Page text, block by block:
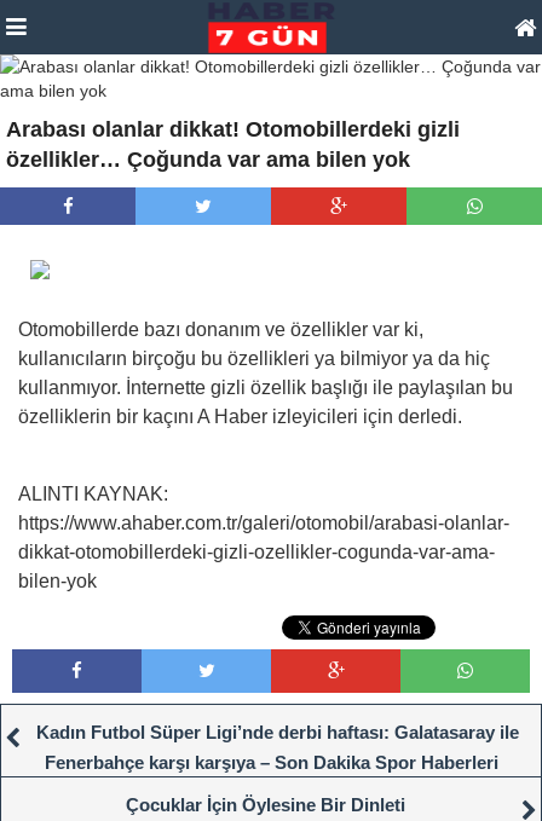
Arabası olanlar dikkat! Otomobillerdeki gizli
özellikler… Çoğunda var ama bilen yok
Otomobillerde bazı donanım ve özellikler var ki,
kullanıcıların birçoğu bu özellikleri ya bilmiyor ya da hiç
kullanmıyor. İnternette gizli özellik başlığı ile paylaşılan bu
özelliklerin bir kaçını A Haber izleyicileri için derledi.
ALINTI KAYNAK:
https://www.ahaber.com.tr/galeri/otomobil/arabasi-olanlar-
dikkat-otomobillerdeki-gizli-ozellikler-cogunda-var-ama-
bilen-yok
Kadın Futbol Süper Ligi’nde derbi haftası: Galatasaray ile
Fenerbahçe karşı karşıya – Son Dakika Spor Haberleri
Çocuklar İçin Öylesine Bir Dinleti